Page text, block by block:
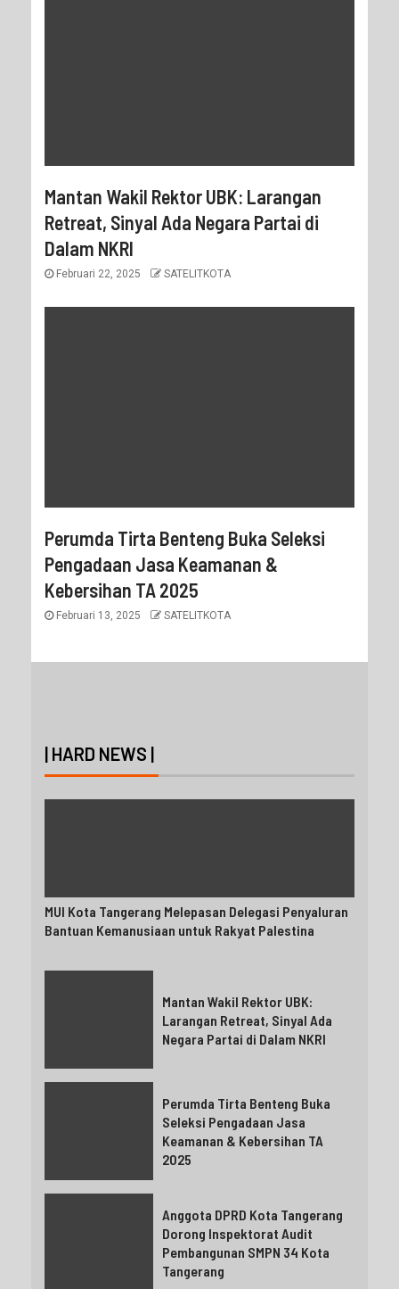
Mantan Wakil Rektor UBK: Larangan
Retreat, Sinyal Ada Negara Partai di
Dalam NKRI
Februari 22, 2025 SATELITKOTA
Perumda Tirta Benteng Buka Seleksi
Pengadaan Jasa Keamanan &
Kebersihan TA 2025
Februari 13, 2025 SATELITKOTA
| HARD NEWS |
MUI Kota Tangerang Melepasan Delegasi Penyaluran
Bantuan Kemanusiaan untuk Rakyat Palestina
Mantan Wakil Rektor UBK:
Larangan Retreat, Sinyal Ada
Negara Partai di Dalam NKRI
Perumda Tirta Benteng Buka
Seleksi Pengadaan Jasa
Keamanan & Kebersihan TA
2025
Anggota DPRD Kota Tangerang
Dorong Inspektorat Audit
Pembangunan SMPN 34 Kota
Tangerang